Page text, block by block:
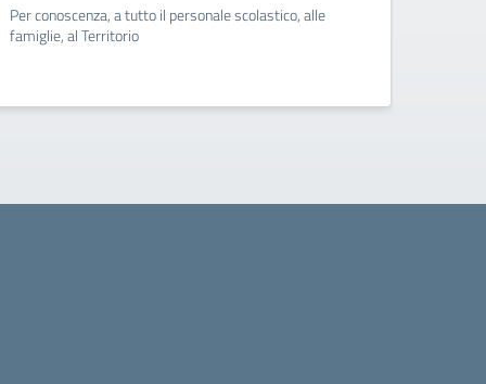
Per conoscenza, a tutto il personale scolastico, alle
famiglie, al Territorio